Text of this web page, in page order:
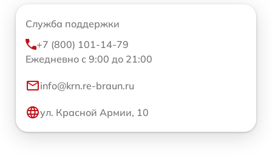
Служба поддержки
+7 (800) 101-14-79
Ежедневно с 9:00 до 21:00
info@krn.re-braun.ru
ул. Красной Армии, 10